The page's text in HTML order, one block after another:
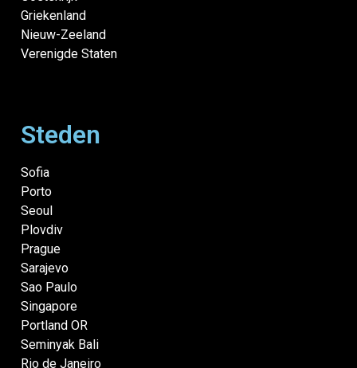
Griekenland
Nieuw-Zeeland
Verenigde Staten
Steden
Sofia
Porto
Seoul
Plovdiv
Prague
Sarajevo
Sao Paulo
Singapore
Portland OR
Seminyak Bali
Rio de Janeiro